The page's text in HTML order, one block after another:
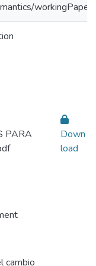
workingPaper
PARA
cambio
Down
load